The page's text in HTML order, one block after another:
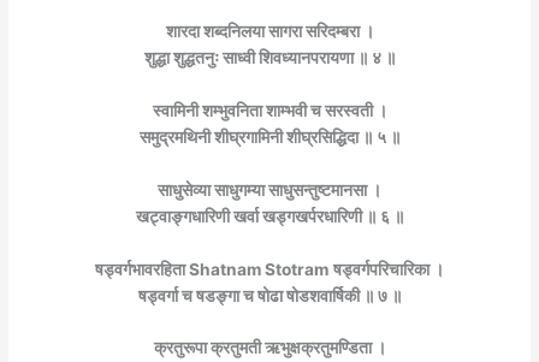
शारदा शब्दनिलया सागरा सरिदम्बरा ।
शुद्धा शुद्धतनुः साध्वी शिवध्यानपरायणा ॥ ४ ॥
स्वामिनी शम्भुवनिता शाम्भवी च सरस्वती ।
समुद्रमथिनी शीघ्रगामिनी शीघ्रसिद्धिदा ॥ ५ ॥
साधुसेव्या साधुगम्या साधुसन्तुष्टमानसा ।
खट्वाङ्गधारिणी खर्वा खड्गखर्परधारिणी ॥ ६ ॥
षड्वर्गभावरहिता Shatnam Stotram षड्वर्गपरिचारिका ।
षड्वर्गा च षडङ्गा च षोढा षोडशवार्षिकी ॥ ७ ॥
क्रतुरूपा क्रतुमती ऋभुक्षक्रतुमण्डिता ।